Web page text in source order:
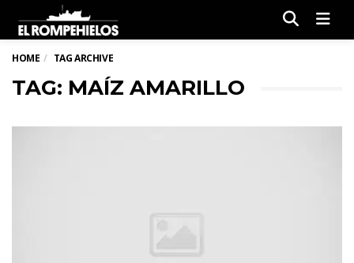
HOME TAG ARCHIVE
TAG: MAÍZ AMARILLO